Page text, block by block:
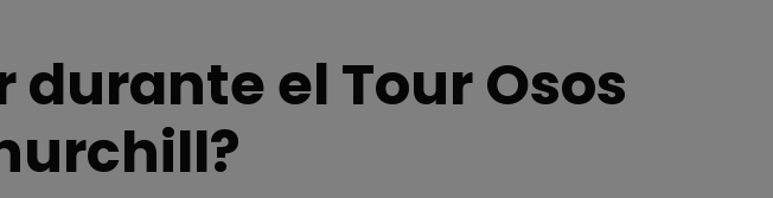
durante el Tour Osos